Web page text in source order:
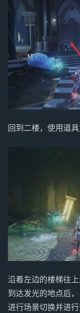
回到二楼，使用道
沿着左边的楼梯往上
到达发光的地点后，
进行场景切换并进行